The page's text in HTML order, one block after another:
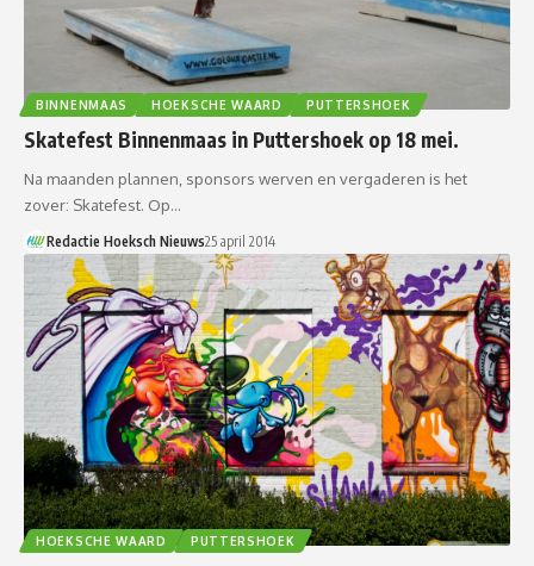
BINNENMAAS HOEKSCHE WAARD PUTTERSHOEK
Skatefest Binnenmaas in Puttershoek op 18 mei.
Na maanden plannen, sponsors werven en vergaderen is het
zover: Skatefest. Op…
Redactie Hoeksch Nieuws25 april 2014
HOEKSCHE WAARD PUTTERSHOEK